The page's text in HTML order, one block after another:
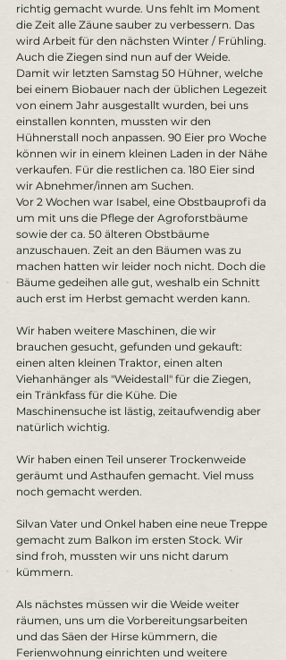
richtig gemacht wurde. Uns fehlt im Moment
die Zeit alle Zäune sauber zu verbessern. Das
wird Arbeit für den nächsten Winter / Frühling.
Auch die Ziegen sind nun auf der Weide.
Damit wir letzten Samstag 50 Hühner, welche
bei einem Biobauer nach der üblichen Legezeit
von einem Jahr ausgestallt wurden, bei uns
einstallen konnten, mussten wir den
Hühnerstall noch anpassen. 90 Eier pro Woche
können wir in einem kleinen Laden in der Nähe
verkaufen. Für die restlichen ca. 180 Eier sind
wir Abnehmer/innen am Suchen.
Vor 2 Wochen war Isabel, eine Obstbauprofi da
um mit uns die Pflege der Agroforstbäume
sowie der ca. 50 älteren Obstbäume
anzuschauen. Zeit an den Bäumen was zu
machen hatten wir leider noch nicht. Doch die
Bäume gedeihen alle gut, weshalb ein Schnitt
auch erst im Herbst gemacht werden kann.
Wir haben weitere Maschinen, die wir
brauchen gesucht, gefunden und gekauft:
einen alten kleinen Traktor, einen alten
Viehanhänger als "Weidestall" für die Ziegen,
ein Tränkfass für die Kühe. Die
Maschinensuche ist lästig, zeitaufwendig aber
natürlich wichtig.
Wir haben einen Teil unserer Trockenweide
geräumt und Asthaufen gemacht. Viel muss
noch gemacht werden.
Silvan Vater und Onkel haben eine neue Treppe
gemacht zum Balkon im ersten Stock. Wir
sind froh, mussten wir uns nicht darum
kümmern.
Als nächstes müssen wir die Weide weiter
räumen, uns um die Vorbereitungsarbeiten
und das Säen der Hirse kümmern, die
Ferienwohnung einrichten und weitere